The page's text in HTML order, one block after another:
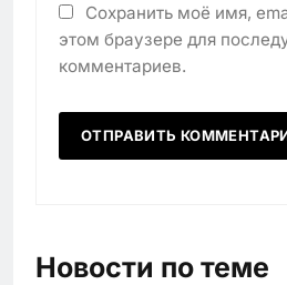
Сохранить моё имя,
этом браузере для
комментариев.
Новости по теме